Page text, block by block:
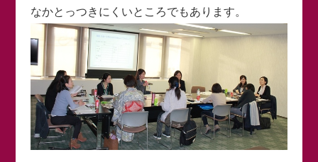
なかとっつきにくいところでもあります。